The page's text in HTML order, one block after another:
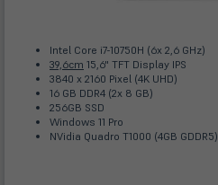
Intel Core i7-10750H (6x 2,6 GHz)
39,6cm 15,6" TFT Display IPS
3840 x 2160 Pixel (4K UHD)
16 GB DDR4 (2x 8 GB)
256GB SSD
Windows 11 Pro
NVidia Quadro T1000 (4GB GDDR5)